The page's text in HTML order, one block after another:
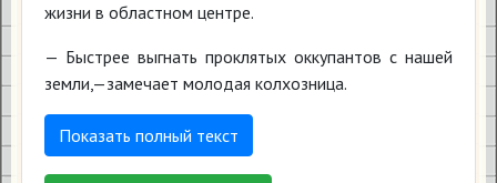
жизни в областном центре.
— Быстрее выгнать проклятых оккупантов с нашей
земли,—замечает молодая колхозница.
Показать полный текст